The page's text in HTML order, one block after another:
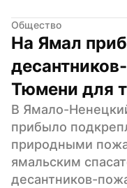
Общество
На Ямал
Тюмени для
В Ямало-
прибыло
природными
ямальским
десантников-